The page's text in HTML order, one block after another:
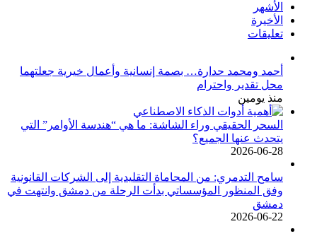
الأشهر
الأخيرة
تعليقات
أحمد ومحمد حدارة… بصمة إنسانية وأعمال خيرية جعلتهما
محل تقدير واحترام
منذ يومين
السحر الحقيقي وراء الشاشة: ما هي “هندسة الأوامر” التي
يتحدث عنها الجميع؟
2026-06-28
سامح التدمري: من المحاماة التقليدية إلى الشركات القانونية
وفق المنظور المؤسساتي بدأت الرحلة من دمشق وانتهت في
دمشق
2026-06-22